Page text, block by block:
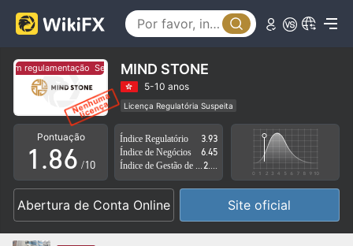
regulamentação Sem regulamentação
MIND STONE
5-10 anos
Licença Regulatória Suspeita
Região de negócios suspeita
Risco potencial alto
Pontuação
0
1
2
3
.
4
5
6
7
8
9
2
3
4
5
6
7
8
/10
Índice Regulatório
3.93
Índice de Negócios
6.45
Abertura de Conta Online Site oficial